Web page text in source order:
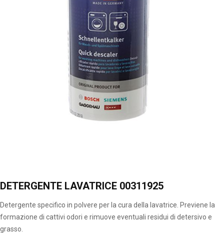
DETERGENTE LAVATRICE 00311925
Detergente specifico in polvere per la cura della lavatrice. Previene la
formazione di cattivi odori e rimuove eventuali residui di detersivo e
grasso.